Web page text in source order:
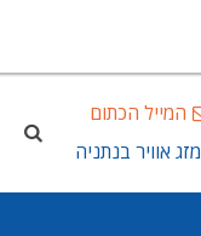
המייל הכתום
מזג אוויר בנתניה